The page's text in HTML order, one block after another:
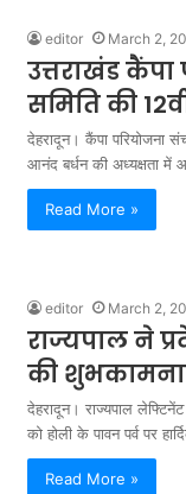
editor March 2,
उत्तराखंड
समिति की
देहरादून। कैंपा परियोजना
आनंद बर्धन की अध्यक्षता
Read More »
editor March 2,
राज्यपाल ने
की
देहरादून। राज्यपाल
को होली के पावन पर्व पर
Read More »